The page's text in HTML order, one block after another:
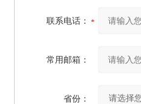
联系电话：
常用邮箱：
省份：